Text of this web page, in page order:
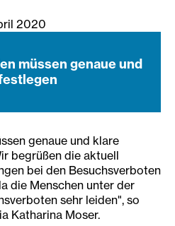
2020
müssen genaue und
genaue und klare
begrüßen die aktuell
bei den Besuchsverboten
die Menschen unter der
sehr leiden", so
Katharina Moser.